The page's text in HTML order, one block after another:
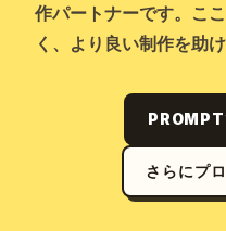
作パートナーです。こ
く、より良い制作を助
PROMPT
さらにプ